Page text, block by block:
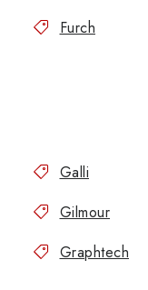
Furch
Galli
Gilmour
Graphtech